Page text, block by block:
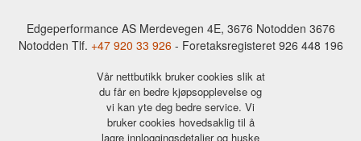
Edgeperformance AS Merdevegen 4E, 3676 Notodden 3676
Notodden Tlf. +47 920 33 926 - Foretaksregisteret 926 448 196
Vår nettbutikk bruker cookies slik at
du får en bedre kjøpsopplevelse og
vi kan yte deg bedre service. Vi
bruker cookies hovedsaklig til å
lagre innloggingsdetaljer og huske